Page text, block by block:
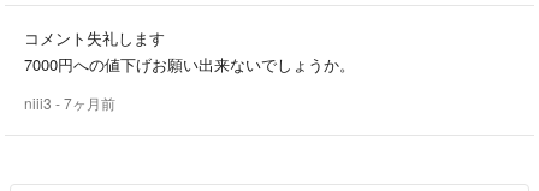
コメント失礼します
7000円への値下げお願い出来ないでしょうか。
niii3 - 7ヶ月前